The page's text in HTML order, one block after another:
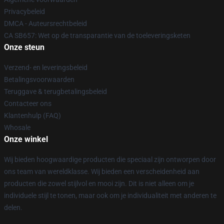
Privacybeleid
DMCA - Auteursrechtbeleid
CA SB657: Wet op de transparantie van de toeleveringsketen
Onze steun
Verzend- en leveringsbeleid
Betalingsvoorwaarden
Teruggave & terugbetalingsbeleid
Contacteer ons
Klantenhulp (FAQ)
Whosale
Onze winkel
Wij bieden hoogwaardige producten die speciaal zijn ontworpen door
ons team van wereldklasse. Wij bieden een verscheidenheid aan
producten die zowel stijlvol en mooi zijn. Dit is niet alleen om je
individuele stijl te tonen, maar ook om je individualiteit met anderen te
delen.